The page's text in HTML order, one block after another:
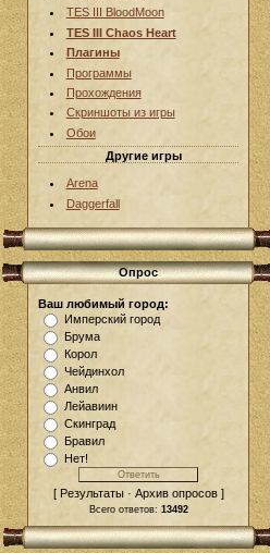
TES III BloodMoon
TES III Chaos Heart
Плагины
Программы
Прохождения
Скриншоты из игры
Обои
Другие игры
Arena
Daggerfall
Опрос
Ваш любимый город:
Имперский город
Брума
Корол
Чейдинхол
Анвил
Лейавиин
Скинград
Бравил
Нет!
[ Результаты · Архив опросов ]
Всего ответов: 13492